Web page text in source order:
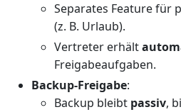
Separates Feature für
(z. B. Urlaub).
Vertreter erhält
Freigabeaufgaben.
Backup-Freigabe:
Backup bleibt passiv,